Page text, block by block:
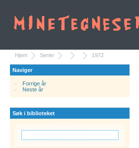
Hjem Serier 1972
Naviger
Forrige år
Neste år
Søk i biblioteket